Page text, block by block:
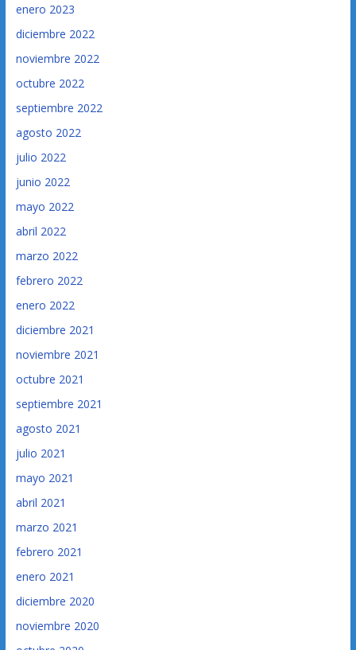
enero 2023
diciembre 2022
noviembre 2022
octubre 2022
septiembre 2022
agosto 2022
julio 2022
junio 2022
mayo 2022
abril 2022
marzo 2022
febrero 2022
enero 2022
diciembre 2021
noviembre 2021
octubre 2021
septiembre 2021
agosto 2021
julio 2021
mayo 2021
abril 2021
marzo 2021
febrero 2021
enero 2021
diciembre 2020
noviembre 2020